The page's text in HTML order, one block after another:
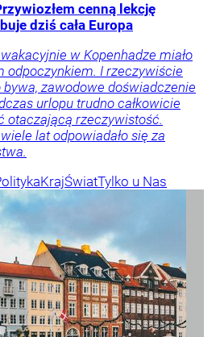
cenną lekcję
dziś cała Europa
w Kopenhadze miało
odpoczynkiem. I rzeczywiście
bywa, zawodowe doświadczenie
urlopu trudno całkowicie
otaczającą rzeczywistość.
lat odpowiadało się za
KrajŚwiatTylko u Nas